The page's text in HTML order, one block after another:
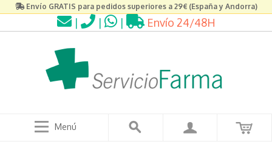
Envío GRATIS para pedidos superiores a 29€ (España y Andorra)
| | | Envío 24/48H
Menú